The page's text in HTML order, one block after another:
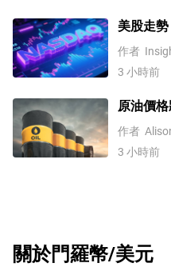
美股走
或預示
作者
3 小時前
原油價
達成，但
作者
3 小時前
關於門羅幣/美元